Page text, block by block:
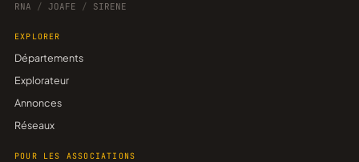
RNA / JOAFE / SIRENE
EXPLORER
Départements
Explorateur
Annonces
Réseaux
POUR LES ASSOCIATIONS